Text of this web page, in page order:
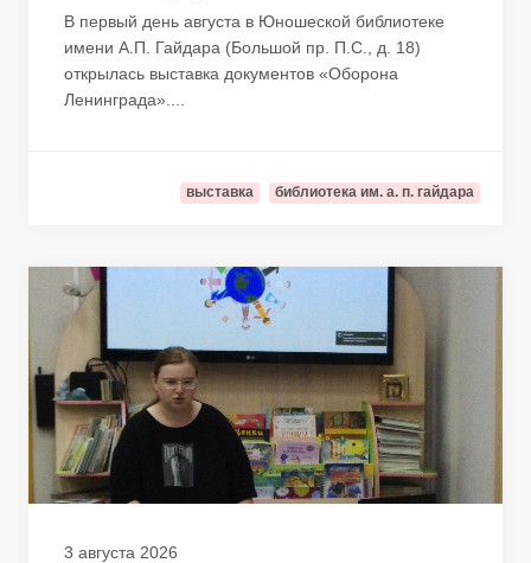
В первый день августа в Юношеской библиотеке
имени А.П. Гайдара (Большой пр. П.С., д. 18)
открылась выставка документов «Оборона
Ленинграда»....
выставка библиотека им. а. п. гайдара
3 августа 2026